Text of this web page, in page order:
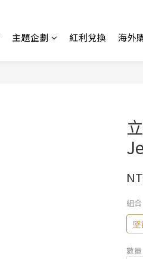
主題企劃 紅利兌換 海外
組合
數量